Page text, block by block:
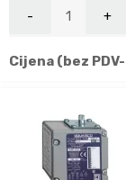
Cijena (bez